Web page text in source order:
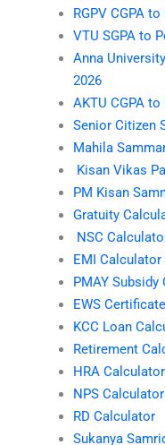
RGPV CGPA
VTU SGPA to
Anna
2026
AKTU CGPA
Senior Citizen
Mahila
Kisan Vikas
PM Kisan
Gratuity
NSC
EMI
PMAY
EWS
KCC Loan
Retirement
HRA Calculator
NPS Calculator
RD Calculator
Sukanya